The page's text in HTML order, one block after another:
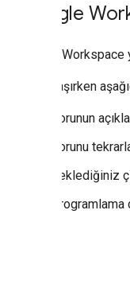
Google
Google
Bize ulaşırken
Sorunun
Sorunu
Beklediğiniz